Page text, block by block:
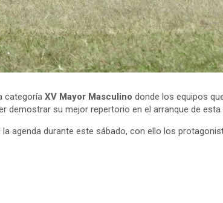
categoría XV Mayor Masculino donde los equipos
demostrar su mejor repertorio en el arranque de esta
agenda durante este sábado, con ello los